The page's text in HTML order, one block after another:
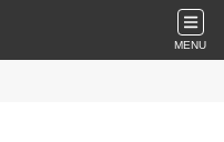
MENU